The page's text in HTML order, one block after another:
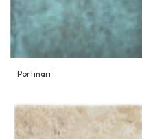
Portinari